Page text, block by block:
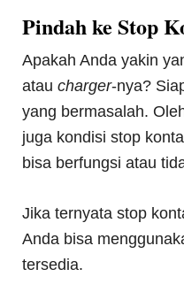
Pindah ke Stop
Apakah Anda yakin
ataucharger-nya?
yang bermasalah.
juga kondisi stop
bisa berfungsi atau
Jika ternyata stop
Anda bisa
tersedia.